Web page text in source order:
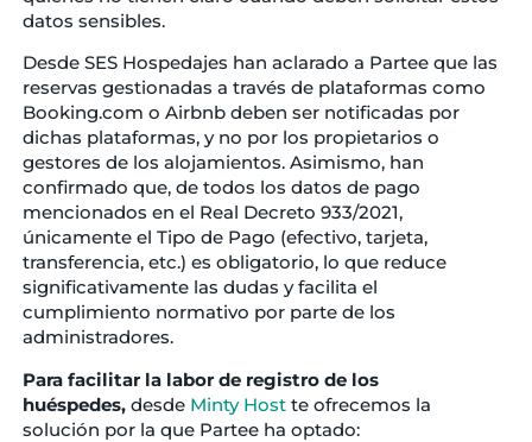
datos sensibles.
Desde SES Hospedajes han aclarado a Partee que las
reservas gestionadas a través de plataformas como
Booking.com o Airbnb deben ser notificadas por
dichas plataformas, y no por los propietarios o
gestores de los alojamientos. Asimismo, han
confirmado que, de todos los datos de pago
mencionados en el Real Decreto 933/2021,
únicamente el Tipo de Pago (efectivo, tarjeta,
transferencia, etc.) es obligatorio, lo que reduce
significativamente las dudas y facilita el
cumplimiento normativo por parte de los
administradores.
Para facilitar la labor de registro de los
huéspedes,desde Minty Hostte ofrecemos la
solución por la que Partee ha optado: